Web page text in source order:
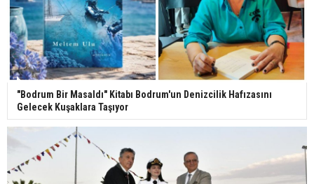
"Bodrum Bir Masaldı" Kitabı Bodrum'un Denizcilik Hafızasını
Gelecek Kuşaklara Taşıyor